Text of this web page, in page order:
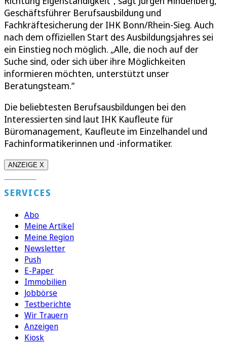
Geschäftsführer Berufsausbildung und
Fachkräftesicherung der IHK Bonn/Rhein-Sieg. Auch
nach dem offiziellen Start des Ausbildungsjahres sei
ein Einstieg noch möglich. „Alle, die noch auf der
Suche sind, oder sich über ihre Möglichkeiten
informieren möchten, unterstützt unser
Beratungsteam.“
Die beliebtesten Berufsausbildungen bei den
Interessierten sind laut IHK Kaufleute für
Büromanagement, Kaufleute im Einzelhandel und
Fachinformatikerinnen und -informatiker.
ANZEIGE X
SERVICES
Abo
Meine Artikel
Meine Region
Newsletter
Push
E-Paper
Immobilien
Jobbörse
Testberichte
Wir Trauern
Anzeigen
Kiosk